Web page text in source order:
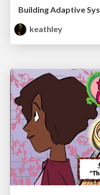
Building Adaptive
keathley